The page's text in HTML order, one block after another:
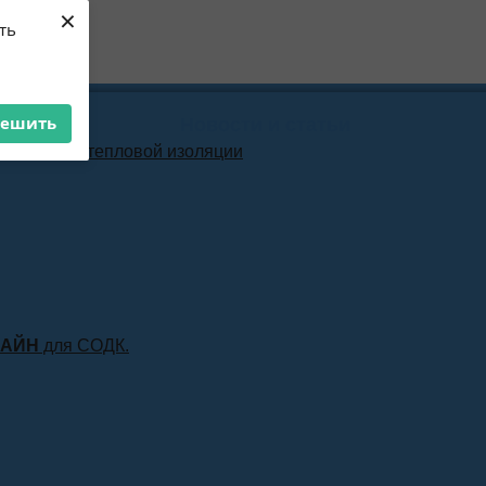
×
тепловой изоляции
для СОДК.